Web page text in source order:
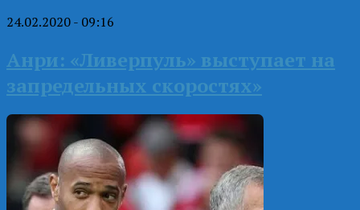
24.02.2020 - 09:16
Анри: «Ливерпуль» выступает на
запредельных скоростях»